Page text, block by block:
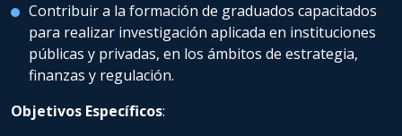
Contribuir a la formación de graduados capacitados
para realizar investigación aplicada en instituciones
públicas y privadas, en los ámbitos de estrategia,
finanzas y regulación.
Objetivos Específicos: